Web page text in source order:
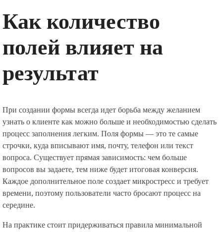
Как количество
полей влияет на
результат
При создании формы всегда идет борьба между желанием
узнать о клиенте как можно больше и необходимостью сделать
процесс заполнения легким. Поля формы — это те самые
строчки, куда вписывают имя, почту, телефон или текст
вопроса. Существует прямая зависимость: чем больше
вопросов вы задаете, тем ниже будет итоговая конверсия.
Каждое дополнительное поле создает микростресс и требует
времени, поэтому пользователи часто бросают процесс на
середине.
На практике стоит придерживаться правила минимальной